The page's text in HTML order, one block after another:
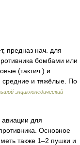
предназ нач. для
бомбами или
(тактич.) и
средние и тяжёлые. По
энциклопедический
для
Основное
также 1–2 пушки и